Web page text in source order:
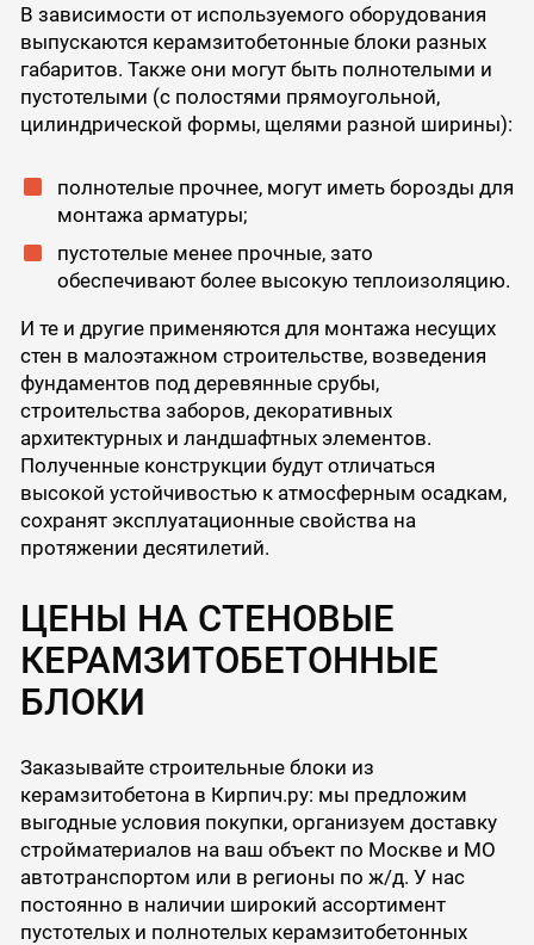
В зависимости от используемого оборудования
выпускаются керамзитобетонные блоки разных
габаритов. Также они могут быть полнотелыми и
пустотелыми (с полостями прямоугольной,
цилиндрической формы, щелями разной ширины):
полнотелые прочнее, могут иметь борозды для
монтажа арматуры;
пустотелые менее прочные, зато
обеспечивают более высокую теплоизоляцию.
И те и другие применяются для монтажа несущих
стен в малоэтажном строительстве, возведения
фундаментов под деревянные срубы,
строительства заборов, декоративных
архитектурных и ландшафтных элементов.
Полученные конструкции будут отличаться
высокой устойчивостью к атмосферным осадкам,
сохранят эксплуатационные свойства на
протяжении десятилетий.
ЦЕНЫ НА СТЕНОВЫЕ
КЕРАМЗИТОБЕТОННЫЕ
БЛОКИ
Заказывайте строительные блоки из
керамзитобетона в Кирпич.ру: мы предложим
выгодные условия покупки, организуем доставку
стройматериалов на ваш объект по Москве и МО
автотранспортом или в регионы по ж/д. У нас
постоянно в наличии широкий ассортимент
пустотелых и полнотелых керамзитобетонных